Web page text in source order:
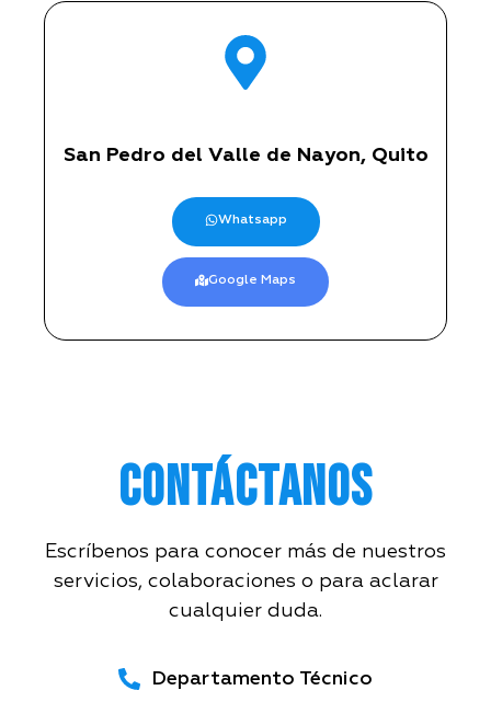
San Pedro del Valle de Nayon, Quito
Whatsapp
Google Maps
Contáctanos
Escríbenos para conocer más de nuestros
servicios, colaboraciones o para aclarar
cualquier duda.
Departamento Técnico